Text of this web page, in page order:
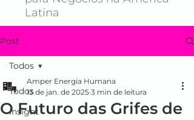
Latina
Post
Todos
Insight
Todos
O Futuro das Grifes de
Amper Energia Humana
13 de jan. de 2025 3 min de leitura